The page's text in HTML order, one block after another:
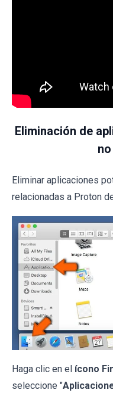
Eliminación de
Eliminar aplicaciones
relacionadas a Proton
Haga clic en el ícono
seleccione "